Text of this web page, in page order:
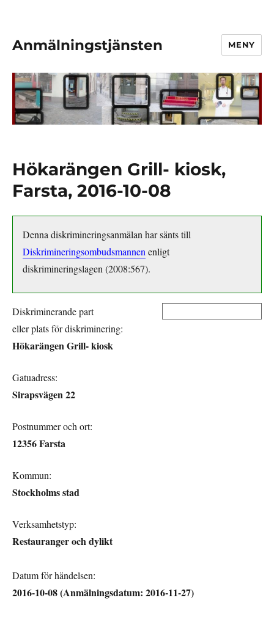
Anmälningstjänsten MENY
Hökarängen Grill- kiosk,
Farsta, 2016-10-08
Denna diskrimineringsanmälan har sänts till
Diskrimineringsombudsmannen enligt
diskrimineringslagen (2008:567).
Diskriminerande part
eller plats för diskriminering:
Hökarängen Grill- kiosk
Gatuadress:
Sirapsvägen 22
Postnummer och ort:
12356 Farsta
Kommun:
Stockholms stad
Verksamhetstyp:
Restauranger och dylikt
Datum för händelsen:
2016-10-08 (Anmälningsdatum: 2016-11-27)